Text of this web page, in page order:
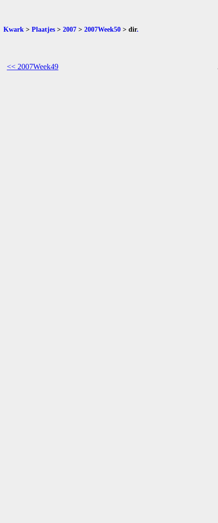
Kwark > Plaatjes > 2007 > 2007Week50 > dir.
<< 2007Week49